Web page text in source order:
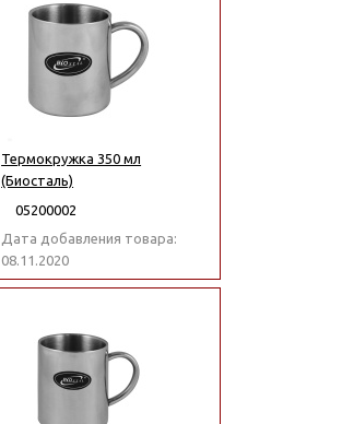
Термокружка 350 мл
(Биосталь)
05200002
Дата добавления товара:
08.11.2020